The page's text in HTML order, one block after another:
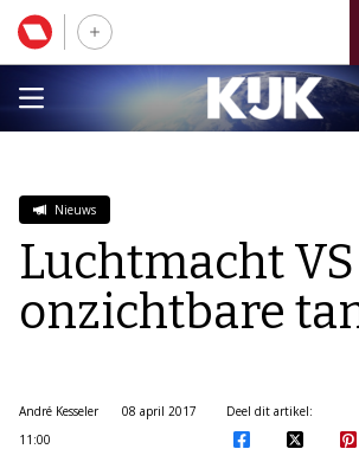
Nieuws
Luchtmacht
onzichtbare
André Kesseler
08 april 2017
11:00
Deel dit artikel: